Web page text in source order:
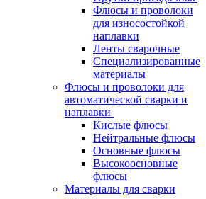
Флюсы и проволоки
для износостойкой
наплавки
Ленты сварочные
Специализированные
материалы
Флюсы и проволоки для
автоматической сварки и
наплавки
Кислые флюсы
Нейтральные флюсы
Основные флюсы
Высокоосновные
флюсы
Материалы для сварки